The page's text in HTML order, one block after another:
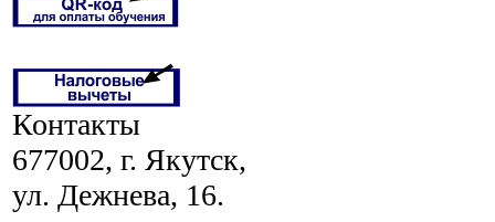
Контакты
677002, г. Якутск,
ул. Дежнева, 16.